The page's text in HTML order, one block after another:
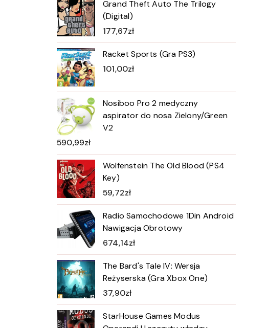
Grand Theft Auto The Trilogy
(Digital)
177,67zł
Racket Sports (Gra PS3)
101,00zł
Nosiboo Pro 2 medyczny
aspirator do nosa Zielony/Green
V2
590,99zł
Wolfenstein The Old Blood (PS4
Key)
59,72zł
Radio Samochodowe 1Din Android
Nawigacja Obrotowy
674,14zł
The Bard's Tale IV: Wersja
Reżyserska (Gra Xbox One)
37,90zł
StarHouse Games Modus